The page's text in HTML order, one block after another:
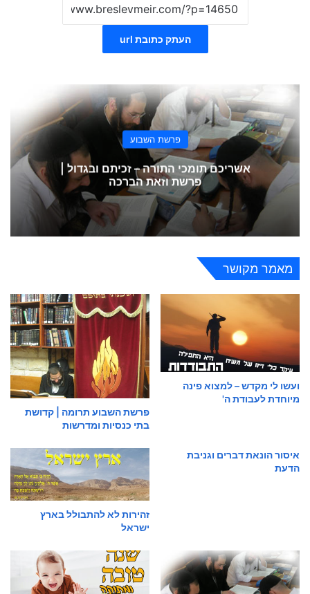
העתק כתובת url
פרשת השבוע
אשריכם תומכי התורה – זכיתם ובגדול |
פרשת וזאת הברכה
מאמר מקושר
ועשו לי מקדש – למצוא פינה
מיוחדת לעבודת ה'
פרשת השבוע תרומה | קדושת
בתי כנסיות ומדרשות
איסור הונאת דברים וגניבת
הדעת
זהירות לא להתבולל בארץ
ישראל